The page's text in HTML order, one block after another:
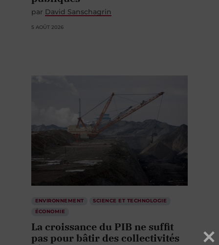
par David Sanschagrin
5 AOÛT 2026
ENVIRONNEMENT
SCIENCE ET TECHNOLOGIE
ÉCONOMIE
La croissance du PIB ne suffit
pas pour bâtir des collectivités